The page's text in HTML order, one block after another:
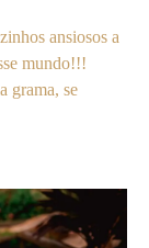
ansiosos a
mundo!!!
grama, se